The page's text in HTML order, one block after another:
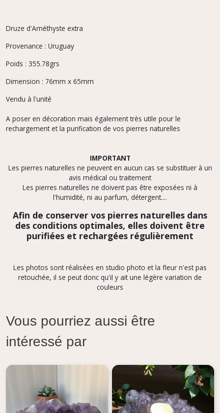
Druze d'Améthyste extra
Provenance : Uruguay
Poids : 355.78grs
Dimension : 76mm x 65mm
Vendu à l'unité
A poser en décoration mais également très utile pour le
rechargement et la purification de vos pierres naturelles
IMPORTANT
Les pierres naturelles ne peuvent en aucun cas se substituer à un
avis médical ou traitement
Les pierres naturelles ne doivent pas être exposées ni à
l'humidité, ni au parfum, détergent....
Afin de conserver vos pierres naturelles dans
des conditions optimales, elles doivent être
purifiées et rechargées régulièrement
Les photos sont réalisées en studio photo et la fleur n'est pas
retouchée, il se peut donc qu'il y ait une légère variation de
couleurs
Vous pourriez aussi être
intéressé par